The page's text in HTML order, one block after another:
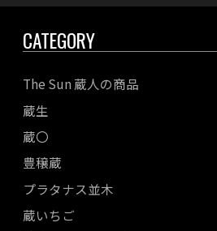
CATEGORY
The Sun 蔵人の商品
蔵生
蔵〇
豊穣蔵
プラタナス並木
蔵いちご